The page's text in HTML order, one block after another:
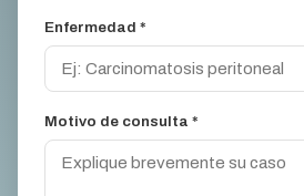
Enfermedad *
Motivo de consulta *